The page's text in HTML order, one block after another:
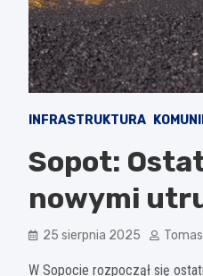
INFRASTRUKTURA
Sopot:
nowymi
25 sierpnia 2025
W Sopocie rozpoczął się